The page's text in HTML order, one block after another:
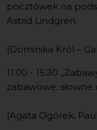
pocztówek na
Astrid Lindgren.
(Dominika Król –
11.00 - 15.30
zabawowe:
(Agata Ogórek,